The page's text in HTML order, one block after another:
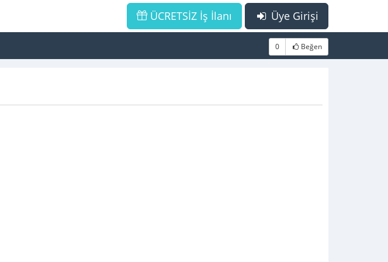
Üye Girişi
ÜCRETSİZ İş İlanı
0 Beğen